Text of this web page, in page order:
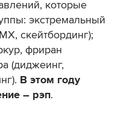
которые
экстремальный
скейтбординг);
фриран
(диджеинг,
В этом году
– рэп.